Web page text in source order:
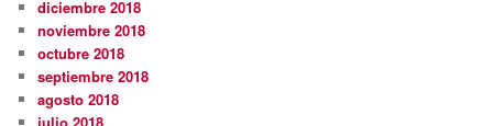
diciembre 2018
noviembre 2018
octubre 2018
septiembre 2018
agosto 2018
julio 2018